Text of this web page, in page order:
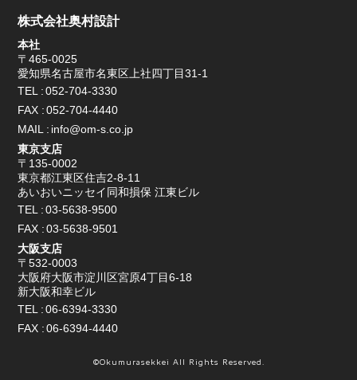
株式会社奥村設計
本社
〒465-0025
愛知県名古屋市名東区上社四丁目31-1
TEL
052-704-3330
FAX
052-704-4440
MAIL
info@om-s.co.jp
東京支店
〒135-0002
東京都江東区住吉2-8-11
あいおいニッセイ同和損保 江東ビル
TEL
03-5638-9500
FAX
03-5638-9501
大阪支店
〒532-0003
大阪府大阪市淀川区宮原4丁目6-18
新大阪和幸ビル
TEL
06-6394-3330
FAX
06-6394-4440
©Okumurasekkei All Rights Reserved.